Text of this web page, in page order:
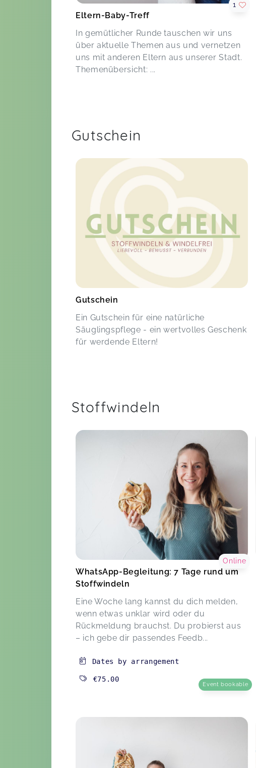
Eltern-Baby-Treff
In gemütlicher Runde tauschen wir uns
über aktuelle Themen aus und vernetzen
uns mit anderen Eltern aus unserer Stadt.
Themenübersicht: ...
1
Gutschein
Gutschein
Ein Gutschein für eine natürliche
Säuglingspflege - ein wertvolles Geschenk
für werdende Eltern!
Stoffwindeln
WhatsApp-Begleitung: 7 Tage rund um
Stoffwindeln
Eine Woche lang kannst du dich melden,
wenn etwas unklar wird oder du
Rückmeldung brauchst. Du probierst aus
– ich gebe dir passendes Feedb...
Online
Dates by arrangement
€75.00
Event bookable